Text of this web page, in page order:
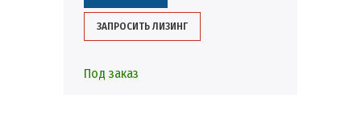
ЗАПРОСИТЬ ЛИЗИНГ
Под заказ